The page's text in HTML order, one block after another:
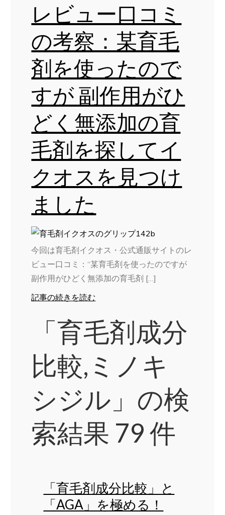
レビュー口コミ
の考察：某育毛
剤を使ったので
すが 副作用がひ
どく無添加の育
毛剤を探してイ
クオスを見つけ
ました
今回は育毛剤イクオス・公式通販サイトのレ
ビュー口コミ：“某育毛剤を使ったのですが
副作用がひどく無添加の育毛剤 […]
記事の続きを読む
「育毛剤成分
比較,ミノキ
シジル」の検
索結果 79 件
「育毛剤成分比較」と
「AGA」を極める！